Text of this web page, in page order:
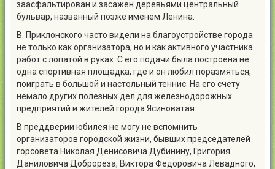
заасфальтирован и засажен деревьями центральный
бульвар, названный позже именем Ленина.
В. Приклонского часто видели на благоустройстве города
не только как организатора, но и как активного участника
работ с лопатой в руках. С его подачи была построена не
одна спортивная площадка, где и он любил поразмяться,
поиграть в большой и настольный теннис. На его счету
немало других полезных дел для железнодорожных
предприятий и жителей города Ясиноватая.
В преддверии юбилея не могу не вспомнить
организаторов городской жизни, бывших председателей
горсовета Николая Денисовича Дубинину, Григория
Даниловича Доброреза, Виктора Федоровича Левадного,